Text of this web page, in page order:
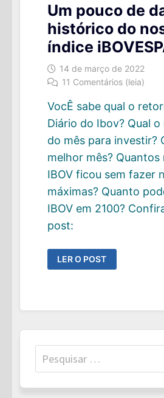
Um pouco de
histórico do
índice
14 de março de 2022
11 Comentários (leia)
VocÊ sabe qual o
Diário do Ibov? Qual
do mês para investir?
melhor mês? Quantos
IBOV ficou sem fazer
máximas? Quanto
IBOV em 2100?
post:
UM
POUCO
DE
NOSSO
IBOVESPA
LER O POST
Pesquisar
por: